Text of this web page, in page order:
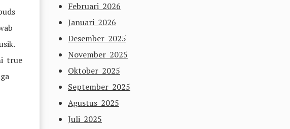
true
Februari 2026
Januari 2026
Desember 2025
November 2025
Oktober 2025
September 2025
Agustus 2025
Juli 2025